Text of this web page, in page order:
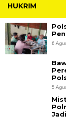
HUKRIM
6
5